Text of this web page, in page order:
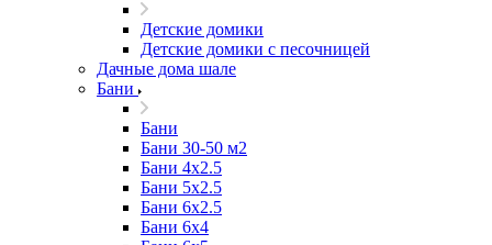
Детские домики
Детские домики с песочницей
Дачные дома шале
Бани
Бани
Бани 30-50 м2
Бани 4x2.5
Бани 5x2.5
Бани 6x2.5
Бани 6х4